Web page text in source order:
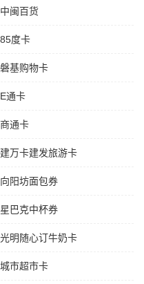
闽百货
度卡
基购物卡
通卡
通卡
万卡建发旅游卡
阳坊面包券
巴克中杯券
明随心订牛奶卡
市超市卡